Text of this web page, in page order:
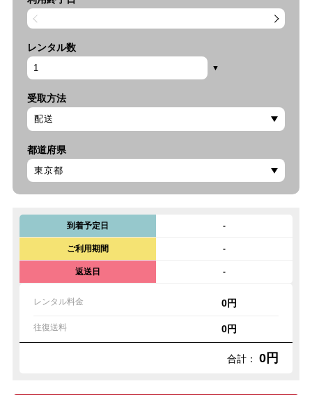
レンタル数
受取方法
都道府県
到着予定日 -
ご利用期間 -
返送日 -
レンタル料金 0円
往復送料 0円
合計： 0円